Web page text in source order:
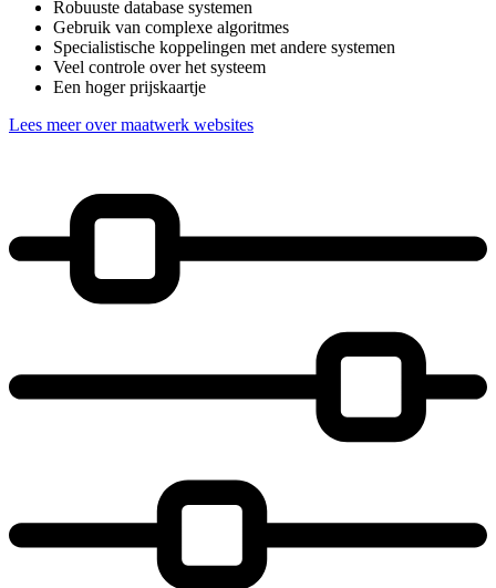
Robuuste database systemen
Gebruik van complexe algoritmes
Specialistische koppelingen met andere systemen
Veel controle over het systeem
Een hoger prijskaartje
Lees meer over maatwerk websites